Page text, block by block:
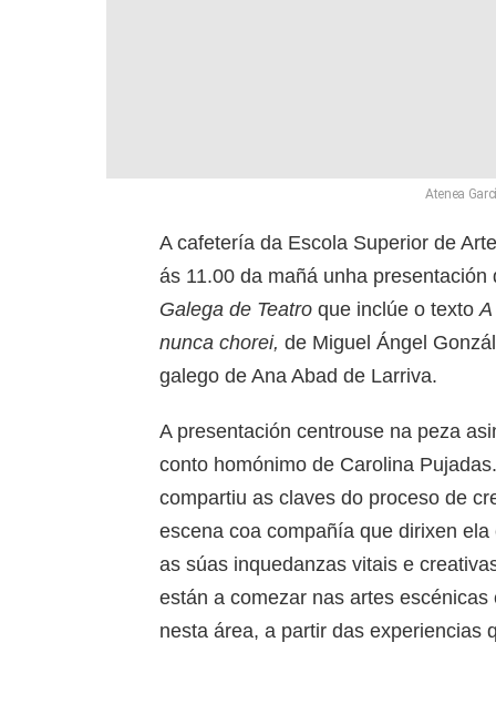
Atenea
A cafetería da Escola Superior de
ás 11.00 da mañá unha
Galega de Teatro que inclúe o texto
nunca chorei, de Miguel Ángel
galego de Ana Abad de Larriva.
A presentación centrouse na peza
conto homónimo de Carolina
compartiu as claves do proceso de
escena coa compañía que dirixen
as súas inquedanzas vitais e
están a comezar nas artes
nesta área, a partir das experiencias